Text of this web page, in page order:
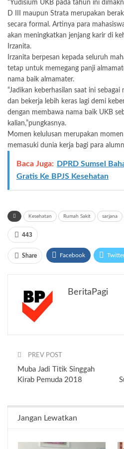
“Yudisium UKB pada tahun ini
D III maupun Strata merupakan
secara formal. Artinya para
akan meningkatkan jenjang karir di
Irzanita.
Irzanita berpesan kepada seluruh
tetap untuk memegang panji
nama baik almamater.
“Jadikan keberhasilan saat ini
dan bekerja lebih keras lagi demi
dengan membawa nama baik UKB
kalian,”pungkasnya.
Momen kelulusan merupakan
memasuki dunia kerja bagi para
Baca Juga: DPRD Sumsel
Gratis Ke BPJS Kesehatan
Kesehatan Rumah Sakit sarjana
443
Share Facebook
BeritaPagi
PREV POST
Muba Jadi Titik Singgah
Kirab Pemuda 2018
Jangan Lewatkan